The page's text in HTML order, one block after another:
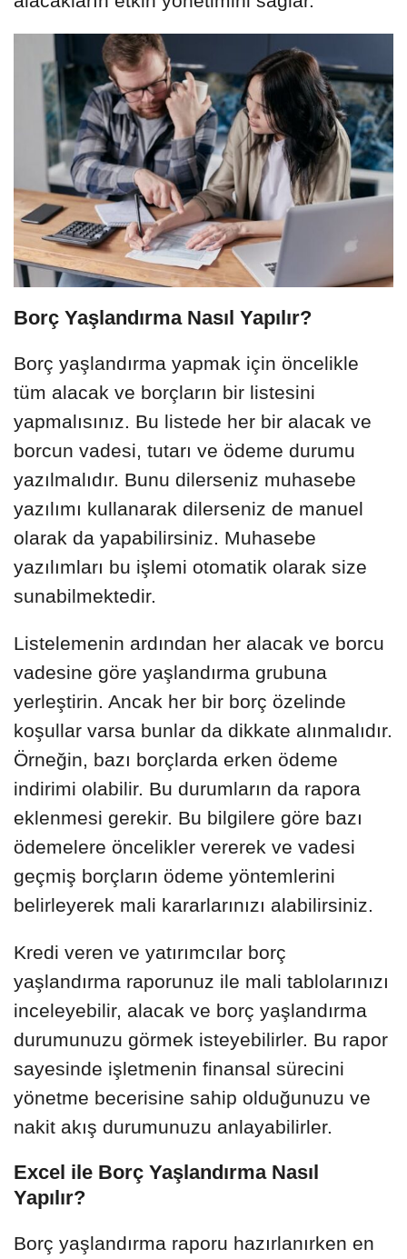
Borç Yaşlandırma Nasıl Yapılır?
Borç yaşlandırma yapmak için öncelikle
tüm alacak ve borçların bir listesini
yapmalısınız. Bu listede her bir alacak ve
borcun vadesi, tutarı ve ödeme durumu
yazılmalıdır. Bunu dilerseniz muhasebe
yazılımı kullanarak dilerseniz de manuel
olarak da yapabilirsiniz. Muhasebe
yazılımları bu işlemi otomatik olarak size
sunabilmektedir.
Listelemenin ardından her alacak ve borcu
vadesine göre yaşlandırma grubuna
yerleştirin. Ancak her bir borç özelinde
koşullar varsa bunlar da dikkate alınmalıdır.
Örneğin, bazı borçlarda erken ödeme
indirimi olabilir. Bu durumların da rapora
eklenmesi gerekir. Bu bilgilere göre bazı
ödemelere öncelikler vererek ve vadesi
geçmiş borçların ödeme yöntemlerini
belirleyerek mali kararlarınızı alabilirsiniz.
Kredi veren ve yatırımcılar borç
yaşlandırma raporunuz ile mali tablolarınızı
inceleyebilir, alacak ve borç yaşlandırma
durumunuzu görmek isteyebilirler. Bu rapor
sayesinde işletmenin finansal sürecini
yönetme becerisine sahip olduğunuzu ve
nakit akış durumunuzu anlayabilirler.
Excel ile Borç Yaşlandırma Nasıl
Yapılır?
Borç yaşlandırma raporu hazırlanırken en